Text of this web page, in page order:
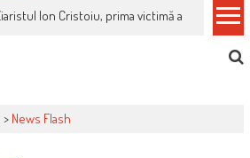
Ion Cristoiu, prima victimă a noi
> News Flash